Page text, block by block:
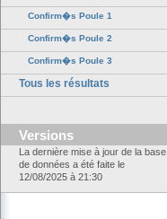
Confirm�s Poule 1
Confirm�s Poule 2
Confirm�s Poule 3
Tous les résultats
Versions
La dernière mise à jour de la base
de données a été faite le
12/08/2025 à 21:30